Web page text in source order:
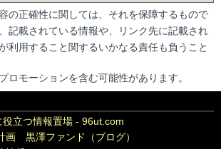
の正確性に関しては、それを保障するもので
記載されている情報や、リンク先に記載され
利用すること関するいかなる責任も負うこと
ロモーションを含む可能性があります。
役立つ情報置場 - 96ut.com
画 黒澤ファンド（ブログ）